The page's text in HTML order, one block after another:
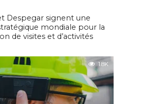
Despegar signent une
mondiale pour la
de visites et d’activités
1.8K